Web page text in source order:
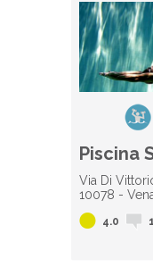
Piscina
Via Di
10078 -
4.0 1